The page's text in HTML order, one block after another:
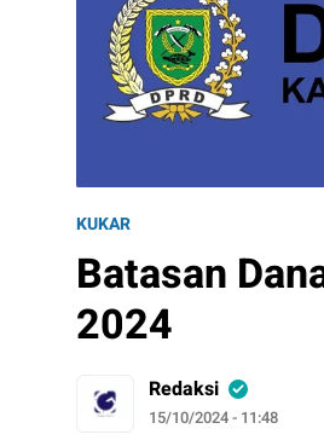
KUKAR
Batasan
2024
Redaksi
15/10/2024 - 11:48